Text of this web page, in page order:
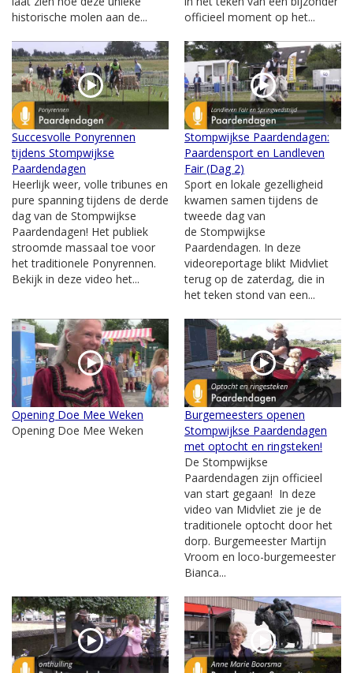
historische molen aan de...
officieel moment op het...
Succesvolle Ponyrennen
tijdens Stompwijkse
Paardendagen
Heerlijk weer, volle tribunes en
pure spanning tijdens de derde
dag van de Stompwijkse
Paardendagen! Het publiek
stroomde massaal toe voor
het traditionele Ponyrennen.
Bekijk in deze video het...
Stompwijkse Paardendagen:
Paardensport en Landleven
Fair (Dag 2)
Sport en lokale gezelligheid
kwamen samen tijdens de
tweede dag van
de Stompwijkse
Paardendagen. In deze
videoreportage blikt Midvliet
terug op de zaterdag, die in
het teken stond van een...
Opening Doe Mee Weken
Opening Doe Mee Weken
Burgemeesters openen
Stompwijkse Paardendagen
met optocht en ringsteken!
De Stompwijkse
Paardendagen zijn officieel
van start gegaan! In deze
video van Midvliet zie je de
traditionele optocht door het
dorp. Burgemeester Martijn
Vroom en loco-burgemeester
Bianca...